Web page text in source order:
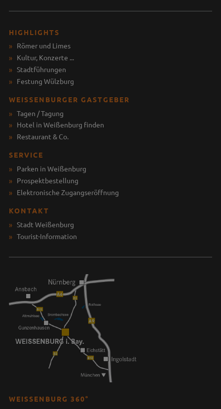
HIGHLIGHTS
Römer und Limes
Kultur, Konzerte ...
Stadtführungen
Festung Wülzburg
WEISSENBURGER GASTGEBER
Tagen / Tagung
Hotel in Weißenburg finden
Restaurant & Co.
SERVICE
Parken in Weißenburg
Prospektbestellung
Elektronische Zugangseröffnung
KONTAKT
Stadt Weißenburg
Tourist-Information
WEISSENBURG 360°